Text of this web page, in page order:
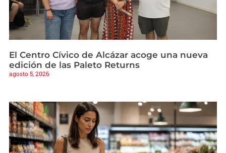
El Centro Cívico de Alcázar acoge una nueva
edición de las Paleto Returns
agosto 5, 2026